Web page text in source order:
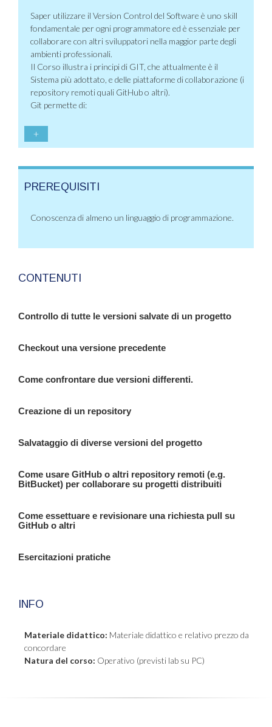
Saper utilizzare il Version Control del Software è uno skill
fondamentale per ogni programmatore ed è essenziale per
collaborare con altri sviluppatori nella maggior parte degli
ambienti professionali.
Il Corso illustra i principi di GIT, che attualmente è il
Sistema più adottato, e delle piattaforme di collaborazione (i
repository remoti quali GitHub o altri).
Git permette di:
+
PREREQUISITI
Conoscenza di almeno un linguaggio di programmazione.
CONTENUTI
Controllo di tutte le versioni salvate di un progetto
Checkout una versione precedente
Come confrontare due versioni differenti.
Creazione di un repository
Salvataggio di diverse versioni del progetto
Come usare GitHub o altri repository remoti (e.g.
BitBucket) per collaborare su progetti distribuiti
Come essettuare e revisionare una richiesta pull su
GitHub o altri
Esercitazioni pratiche
INFO
Materiale didattico: Materiale didattico e relativo prezzo da
concordare
Natura del corso: Operativo (previsti lab su PC)